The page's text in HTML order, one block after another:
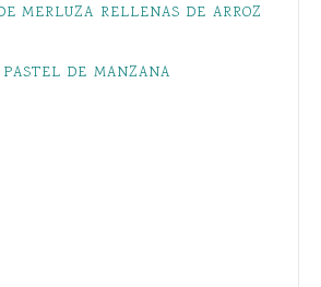
MERLUZA RELLENAS DE ARROZ